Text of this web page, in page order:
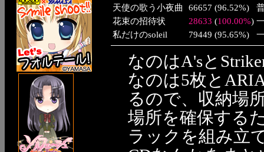
天使の歌う小夜曲
66657 (96.52%)
花束の招待状
28633 (100.00%)
私だけのsoleil
79449 (95.65%)
なのはA'sと
なのは5枚と
るので、収納場
場所を確保する
ラックを組み立